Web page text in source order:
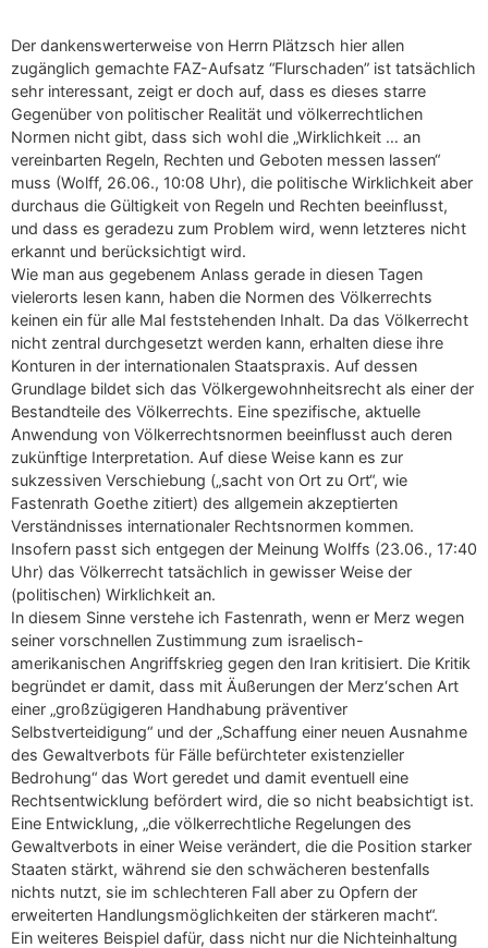
Der dankenswerterweise von Herrn Plätzsch hier allen
zugänglich gemachte FAZ-Aufsatz “Flurschaden” ist tatsächlich
sehr interessant, zeigt er doch auf, dass es dieses starre
Gegenüber von politischer Realität und völkerrechtlichen
Normen nicht gibt, dass sich wohl die „Wirklichkeit … an
vereinbarten Regeln, Rechten und Geboten messen lassen“
muss (Wolff, 26.06., 10:08 Uhr), die politische Wirklichkeit aber
durchaus die Gültigkeit von Regeln und Rechten beeinflusst,
und dass es geradezu zum Problem wird, wenn letzteres nicht
erkannt und berücksichtigt wird.
Wie man aus gegebenem Anlass gerade in diesen Tagen
vielerorts lesen kann, haben die Normen des Völkerrechts
keinen ein für alle Mal feststehenden Inhalt. Da das Völkerrecht
nicht zentral durchgesetzt werden kann, erhalten diese ihre
Konturen in der internationalen Staatspraxis. Auf dessen
Grundlage bildet sich das Völkergewohnheitsrecht als einer der
Bestandteile des Völkerrechts. Eine spezifische, aktuelle
Anwendung von Völkerrechtsnormen beeinflusst auch deren
zukünftige Interpretation. Auf diese Weise kann es zur
sukzessiven Verschiebung („sacht von Ort zu Ort“, wie
Fastenrath Goethe zitiert) des allgemein akzeptierten
Verständnisses internationaler Rechtsnormen kommen.
Insofern passt sich entgegen der Meinung Wolffs (23.06., 17:40
Uhr) das Völkerrecht tatsächlich in gewisser Weise der
(politischen) Wirklichkeit an.
In diesem Sinne verstehe ich Fastenrath, wenn er Merz wegen
seiner vorschnellen Zustimmung zum israelisch-
amerikanischen Angriffskrieg gegen den Iran kritisiert. Die Kritik
begründet er damit, dass mit Äußerungen der Merz‘schen Art
einer „großzügigeren Handhabung präventiver
Selbstverteidigung“ und der „Schaffung einer neuen Ausnahme
des Gewaltverbots für Fälle befürchteter existenzieller
Bedrohung“ das Wort geredet und damit eventuell eine
Rechtsentwicklung befördert wird, die so nicht beabsichtigt ist.
Eine Entwicklung, „die völkerrechtliche Regelungen des
Gewaltverbots in einer Weise verändert, die die Position starker
Staaten stärkt, während sie den schwächeren bestenfalls
nichts nutzt, sie im schlechteren Fall aber zu Opfern der
erweiterten Handlungsmöglichkeiten der stärkeren macht“.
Ein weiteres Beispiel dafür, dass nicht nur die Nichteinhaltung